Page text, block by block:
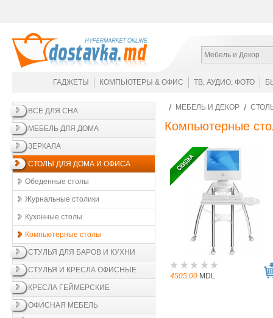
Мебель и Декор
ГАДЖЕТЫ КОМПЬЮТЕРЫ & ОФИС ТВ, АУДИО, ФОТО
ВСЕ ДЛЯ СНА
МЕБЕЛЬ ДЛЯ ДОМА
ЗЕРКАЛА
СТОЛЫ ДЛЯ ДОМА И ОФИСА
Обеденные столы
Журнальные столики
Кухонные столы
Компьютерные столы
СТУЛЬЯ ДЛЯ БАРОВ И КУХНИ
СТУЛЬЯ И КРЕСЛА ОФИСНЫЕ
КРЕСЛА ГЕЙМЕРСКИЕ
ОФИСНАЯ МЕБЕЛЬ
МЕБЕЛЬ И ДЕКОР
Компьютерные
4505.00 MDL